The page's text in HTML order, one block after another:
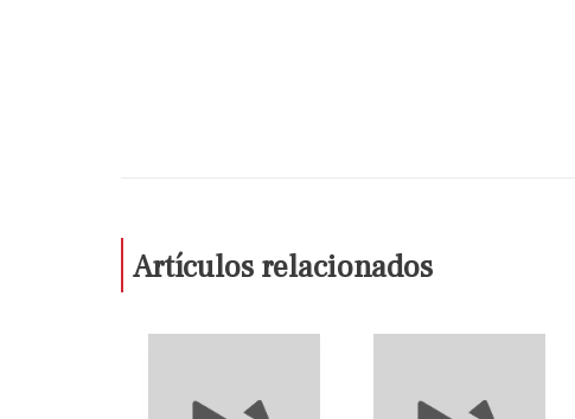
Artículos relacionados